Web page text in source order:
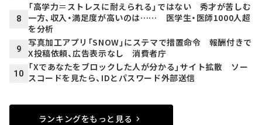
8
「高学力＝ストレスに耐えられる」ではない 秀才が苦しむ
一方、収入・満足度が高いのは…… 医学生・医師1000人超
を分析
9
写真加工アプリ「SNOW」にステマで措置命令 報酬付きで
X投稿依頼、広告表示なし 消費者庁
10
「Xであなたをブロックした人が分かる」サイト拡散 ソー
スコードを見たら、IDとパスワード外部送信
ランキングをもっと見る